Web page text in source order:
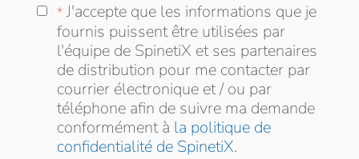
J'accepte que les informations que je fournis
puissent être utilisées par l'équipe de
SpinetiX et ses partenaires de distribution
pour me contacter par courrier électronique
et / ou par téléphone afin de suivre ma
demande conformément à
* J'accepte que les informations que je
fournis puissent être utilisées par
l'équipe de SpinetiX et ses partenaires
de distribution pour me contacter par
courrier électronique et / ou par
téléphone afin de suivre ma demande
conformément à la politique de
confidentialité de SpinetiX.